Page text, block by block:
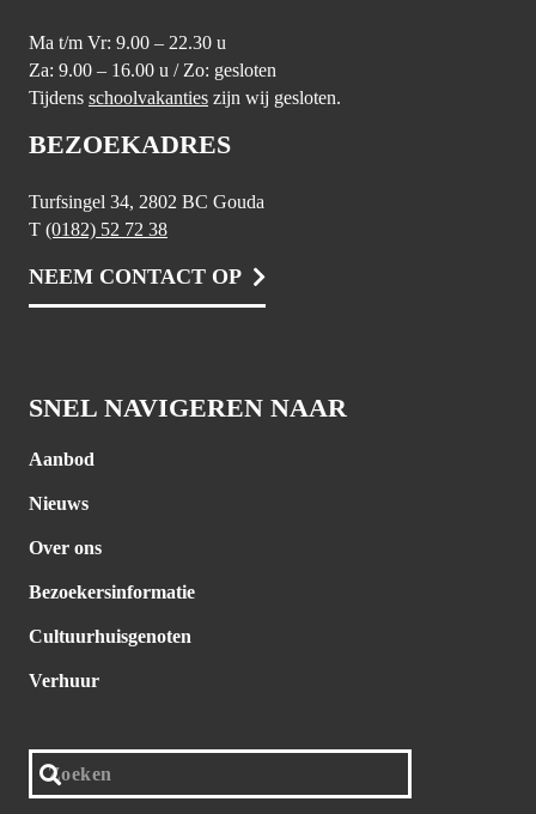
Ma t/m Vr: 9.00 – 22.30 u
Za: 9.00 – 16.00 u / Zo: gesloten
Tijdens schoolvakanties zijn wij gesloten.
BEZOEKADRES
Turfsingel 34, 2802 BC Gouda
T (0182) 52 72 38
NEEM CONTACT OP
SNEL NAVIGEREN NAAR
Aanbod
Nieuws
Over ons
Bezoekersinformatie
Cultuurhuisgenoten
Verhuur